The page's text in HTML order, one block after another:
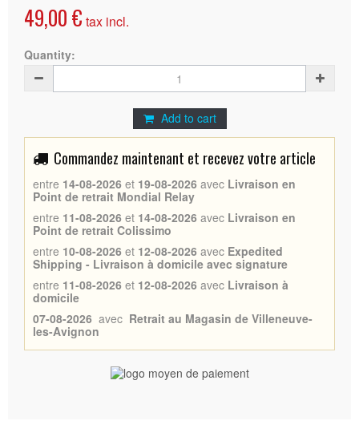
49,00 € tax incl.
Quantity:
Add to cart
Commandez maintenant et recevez votre article
entre 14-08-2026 et 19-08-2026 avec Livraison en
Point de retrait Mondial Relay
entre 11-08-2026 et 14-08-2026 avec Livraison en
Point de retrait Colissimo
entre 10-08-2026 et 12-08-2026 avec Expedited
Shipping - Livraison à domicile avec signature
entre 11-08-2026 et 12-08-2026 avec Livraison à
domicile
07-08-2026 avec Retrait au Magasin de Villeneuve-
les-Avignon